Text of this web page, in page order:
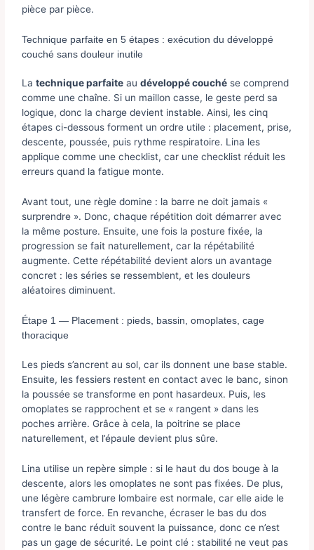
pièce par pièce.
Technique parfaite en 5 étapes : exécution du développé
couché sans douleur inutile
Latechnique parfaite audéveloppé couché se comprend
comme une chaîne. Si un maillon casse, le geste perd sa
logique, donc la charge devient instable. Ainsi, les cinq
étapes ci-dessous forment un ordre utile : placement, prise,
descente, poussée, puis rythme respiratoire. Lina les
applique comme une checklist, car une checklist réduit les
erreurs quand la fatigue monte.
Avant tout, une règle domine : la barre ne doit jamais «
surprendre ». Donc, chaque répétition doit démarrer avec
la même posture. Ensuite, une fois la posture fixée, la
progression se fait naturellement, car la répétabilité
augmente. Cette répétabilité devient alors un avantage
concret : les séries se ressemblent, et les douleurs
aléatoires diminuent.
Étape 1 — Placement : pieds, bassin, omoplates, cage
thoracique
Les pieds s’ancrent au sol, car ils donnent une base stable.
Ensuite, les fessiers restent en contact avec le banc, sinon
la poussée se transforme en pont hasardeux. Puis, les
omoplates se rapprochent et se « rangent » dans les
poches arrière. Grâce à cela, la poitrine se place
naturellement, et l’épaule devient plus sûre.
Lina utilise un repère simple : si le haut du dos bouge à la
descente, alors les omoplates ne sont pas fixées. De plus,
une légère cambrure lombaire est normale, car elle aide le
transfert de force. En revanche, écraser le bas du dos
contre le banc réduit souvent la puissance, donc ce n’est
pas un gage de sécurité. Le point clé : stabilité ne veut pas